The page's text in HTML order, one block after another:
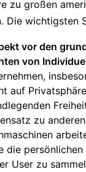
zu großen
Die wichtigsten
vor den
von
auf
zu anderen
die persönlichen
User zu